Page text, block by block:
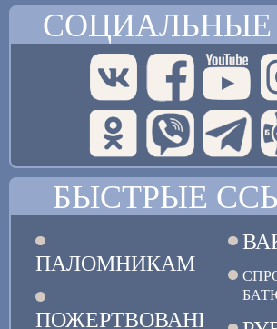
СОЦИАЛЬНЫЕ
БЫСТРЫЕ
ПАЛОМНИКАМ
ПОЖЕРТВОВАНИЯ